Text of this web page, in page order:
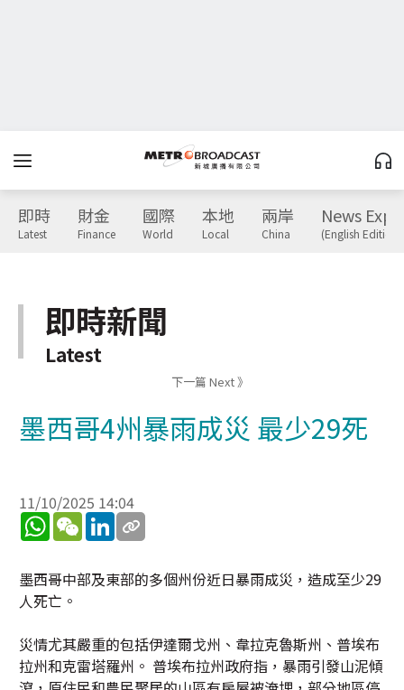
即時
Latest
財金
Finance
國際
World
本地
Local
兩岸
China
News
(English Edition)
即時新聞
Latest
下一篇 Next 》
墨西哥4州暴雨成災 最少29死
11/10/2025 14:04
WhatsApp
WeChatLinkedIn
墨西哥中部及東部的多個州份近日暴雨成災，造成至少29
人死亡。
災情尤其嚴重的包括伊達爾戈州、韋拉克魯斯州、普埃布
拉州和克雷塔羅州。 普埃布拉州政府指，暴雨引發山泥傾